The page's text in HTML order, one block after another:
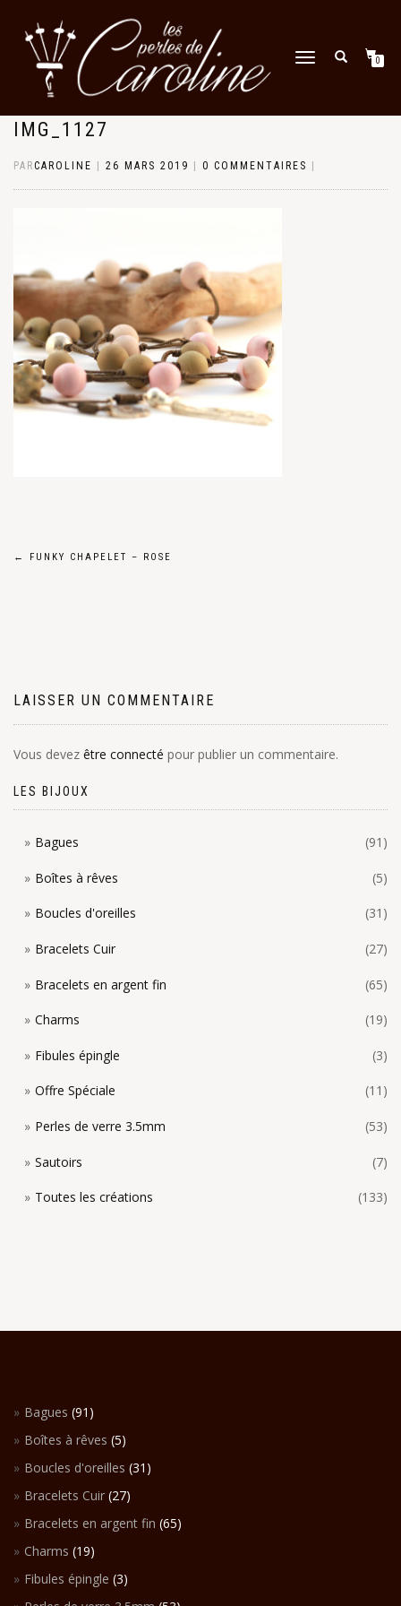
DÉPLIER
0
IMG_1127
PARCAROLINE 26 MARS 2019 0 COMMENTAIRES
Navigation
← FUNKY CHAPELET – ROSE
LAISSER UN COMMENTAIRE
Vous devez être connecté pour publier un commentaire.
LES BIJOUX
Bagues (91)
Boîtes à rêves (5)
Boucles d'oreilles (31)
Bracelets Cuir (27)
Bracelets en argent fin (65)
Charms (19)
Fibules épingle (3)
Offre Spéciale (11)
Perles de verre 3.5mm (53)
Sautoirs (7)
Toutes les créations (133)
Bagues (91)
Boîtes à rêves (5)
Boucles d'oreilles (31)
Bracelets Cuir (27)
Bracelets en argent fin (65)
Charms (19)
Fibules épingle (3)